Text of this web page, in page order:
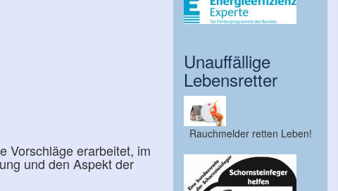
Vorschläge erarbeitet, im
und den Aspekt der
Unauffällige
Lebensretter
Rauchmelder retten Leben!